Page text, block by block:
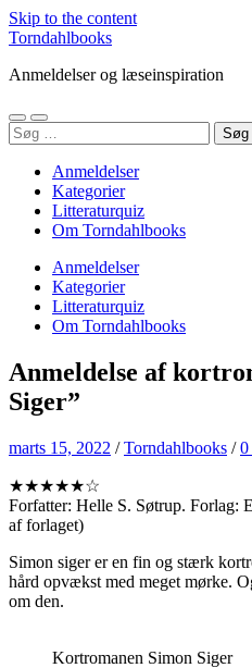
Skip to the content
Torndahlbooks
Anmeldelser og læseinspiration
Toggle
mobile
Toggle
search
Søg
efter:
Anmeldelser
Kategorier
Litteraturquiz
Om Torndahlbooks
Anmeldelser
Kategorier
Litteraturquiz
Om Torndahlbooks
Anmeldelse af
Siger”
marts 15, 2022 /Torndahlbooks /0
★★★★★☆
Forfatter: Helle S. Søtrup. Forlag:
af forlaget)
Simon siger er en fin og stærk
hård opvækst med meget mørke.
om den.
Kortromanen Simon Siger